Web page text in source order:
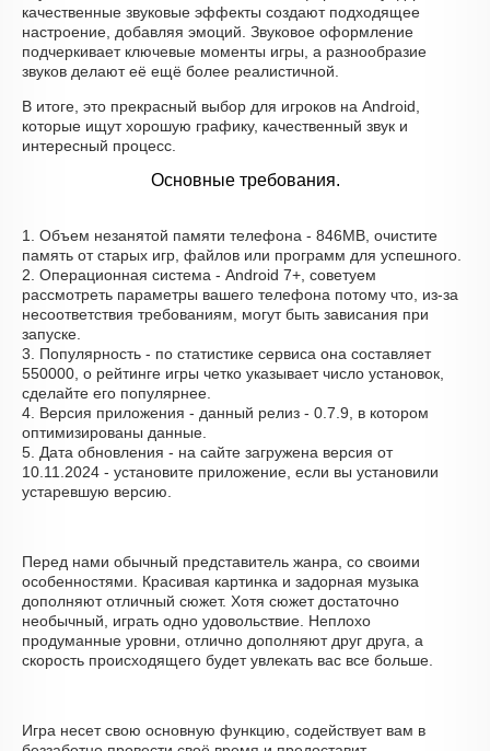
качественные звуковые эффекты создают подходящее
настроение, добавляя эмоций. Звуковое оформление
подчеркивает ключевые моменты игры, а разнообразие
звуков делают её ещё более реалистичной.
В итоге, это прекрасный выбор для игроков на Android,
которые ищут хорошую графику, качественный звук и
интересный процесс.
Основные требования.
1. Объем незанятой памяти телефона - 846MB, очистите
память от старых игр, файлов или программ для успешного.
2. Операционная система - Android 7+, советуем
рассмотреть параметры вашего телефона потому что, из-за
несоответствия требованиям, могут быть зависания при
запуске.
3. Популярность - по статистике сервиса она составляет
550000, о рейтинге игры четко указывает число установок,
сделайте его популярнее.
4. Версия приложения - данный релиз - 0.7.9, в котором
оптимизированы данные.
5. Дата обновления - на сайте загружена версия от
10.11.2024 - установите приложение, если вы установили
устаревшую версию.
Перед нами обычный представитель жанра, со своими
особенностями. Красивая картинка и задорная музыка
дополняют отличный сюжет. Хотя сюжет достаточно
необычный, играть одно удовольствие. Неплохо
продуманные уровни, отлично дополняют друг друга, а
скорость происходящего будет увлекать вас все больше.
Игра несет свою основную функцию, содействует вам в